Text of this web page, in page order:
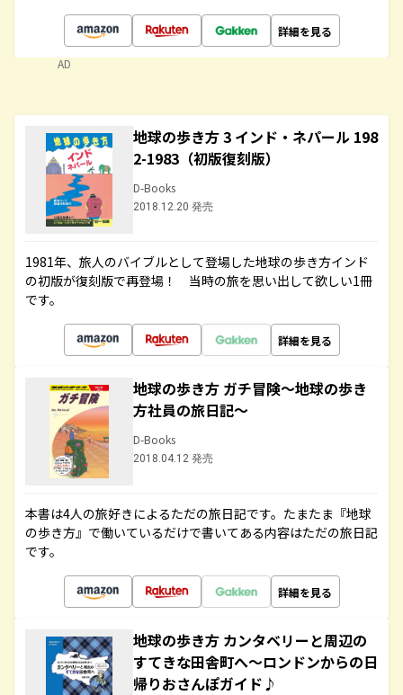
詳細を見る
AD
地球の歩き方 3 インド・ネパール 198
2-1983（初版復刻版）
D-Books
2018.12.20 発売
1981年、旅人のバイブルとして登場した地球の歩き方インド
の初版が復刻版で再登場！ 当時の旅を思い出して欲しい1冊
です。
詳細を見る
地球の歩き方 ガチ冒険～地球の歩き
方社員の旅日記～
D-Books
2018.04.12 発売
本書は4人の旅好きによるただの旅日記です。たまたま『地球
の歩き方』で働いているだけで書いてある内容はただの旅日記
です。
詳細を見る
地球の歩き方 カンタベリーと周辺の
すてきな田舎町へ～ロンドンからの日
帰りおさんぽガイド♪